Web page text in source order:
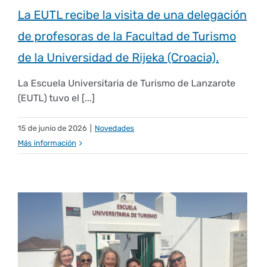
La EUTL recibe la visita de una delegación
de profesoras de la Facultad de Turismo
de la Universidad de Rijeka (Croacia).
La Escuela Universitaria de Turismo de Lanzarote
(EUTL) tuvo el [...]
15 de junio de 2026
Novedades
Más información